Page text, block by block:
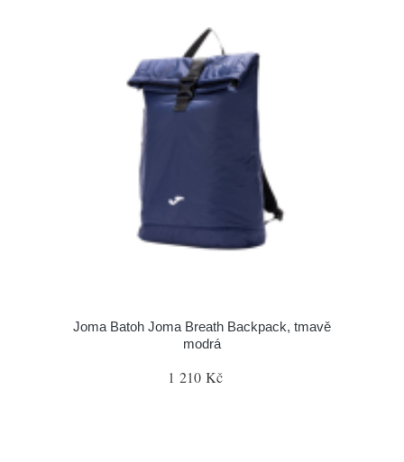
Joma Batoh Joma Breath Backpack, tmavě
modrá
1 210 Kč